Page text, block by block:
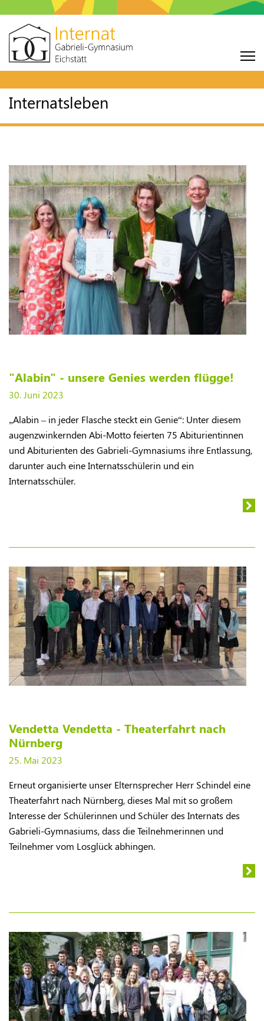
Internatsleben
"Alabin" - unsere Genies werden flügge!
30. Juni 2023
„Alabin – in jeder Flasche steckt ein Genie“: Unter diesem
augenzwinkernden Abi-Motto feierten 75 Abiturientinnen
und Abiturienten des Gabrieli-Gymnasiums ihre Entlassung,
darunter auch eine Internatsschülerin und ein
Internatsschüler.
Vendetta Vendetta - Theaterfahrt nach
Nürnberg
25. Mai 2023
Erneut organisierte unser Elternsprecher Herr Schindel eine
Theaterfahrt nach Nürnberg, dieses Mal mit so großem
Interesse der Schülerinnen und Schüler des Internats des
Gabrieli-Gymnasiums, dass die Teilnehmerinnen und
Teilnehmer vom Losglück abhingen.